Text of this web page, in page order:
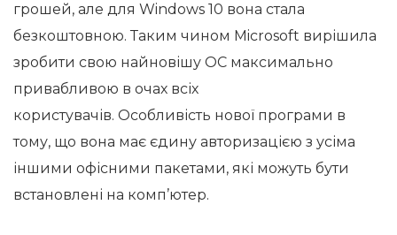
грошей, але для Windows 10 вона стала
безкоштовною. Таким чином Microsoft вирішила
зробити свою найновішу ОС максимально
привабливою в очах всіх
користувачів. Особливість нової програми в
тому, що вона має єдину авторизацією з усіма
іншими офісними пакетами, які можуть бути
встановлені на комп’ютер.